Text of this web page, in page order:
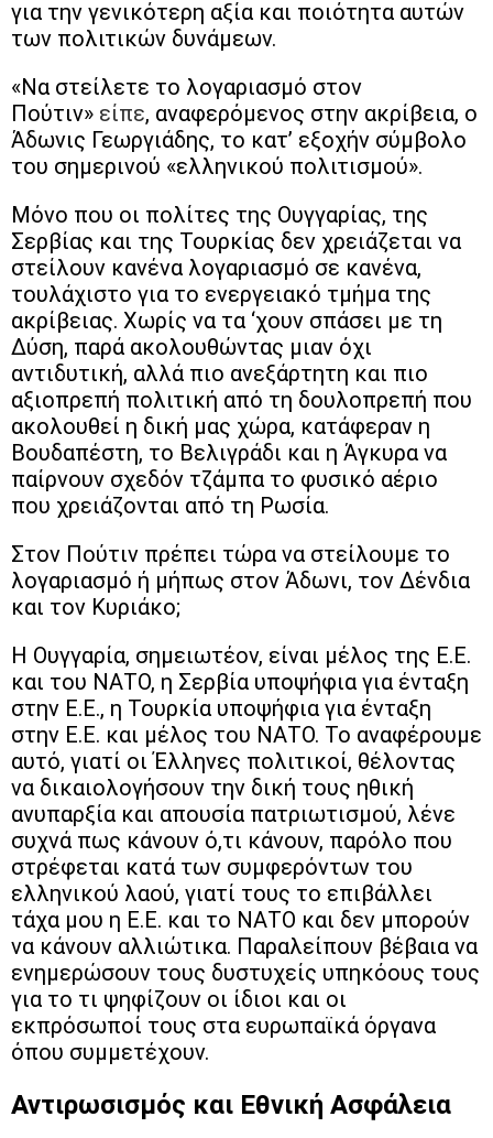
για την γενικότερη αξία και ποιότητα αυτών
των πολιτικών δυνάμεων.
«Να στείλετε το λογαριασμό στον
Πούτιν» είπε, αναφερόμενος στην ακρίβεια, ο
Άδωνις Γεωργιάδης, το κατ’ εξοχήν σύμβολο
του σημερινού «ελληνικού πολιτισμού».
Μόνο που οι πολίτες της Ουγγαρίας, της
Σερβίας και της Τουρκίας δεν χρειάζεται να
στείλουν κανένα λογαριασμό σε κανένα,
τουλάχιστο για το ενεργειακό τμήμα της
ακρίβειας. Χωρίς να τα ‘χουν σπάσει με τη
Δύση, παρά ακολουθώντας μιαν όχι
αντιδυτική, αλλά πιο ανεξάρτητη και πιο
αξιοπρεπή πολιτική από τη δουλοπρεπή που
ακολουθεί η δική μας χώρα, κατάφεραν η
Βουδαπέστη, το Βελιγράδι και η Άγκυρα να
παίρνουν σχεδόν τζάμπα το φυσικό αέριο
που χρειάζονται από τη Ρωσία.
Στον Πούτιν πρέπει τώρα να στείλουμε το
λογαριασμό ή μήπως στον Άδωνι, τον Δένδια
και τον Κυριάκο;
Η Ουγγαρία, σημειωτέον, είναι μέλος της Ε.Ε.
και του ΝΑΤΟ, η Σερβία υποψήφια για ένταξη
στην Ε.Ε., η Τουρκία υποψήφια για ένταξη
στην Ε.Ε. και μέλος του ΝΑΤΟ. Το αναφέρουμε
αυτό, γιατί οι Έλληνες πολιτικοί, θέλοντας
να δικαιολογήσουν την δική τους ηθική
ανυπαρξία και απουσία πατριωτισμού, λένε
συχνά πως κάνουν ό,τι κάνουν, παρόλο που
στρέφεται κατά των συμφερόντων του
ελληνικού λαού, γιατί τους το επιβάλλει
τάχα μου η Ε.Ε. και το ΝΑΤΟ και δεν μπορούν
να κάνουν αλλιώτικα. Παραλείπουν βέβαια να
ενημερώσουν τους δυστυχείς υπηκόους τους
για το τι ψηφίζουν οι ίδιοι και οι
εκπρόσωποί τους στα ευρωπαϊκά όργανα
όπου συμμετέχουν.
Αντιρωσισμός και Εθνική Ασφάλεια